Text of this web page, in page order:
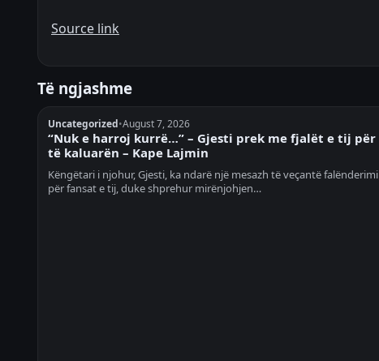
Source link
Të ngjashme
Uncategorized•August 7, 2026
“Nuk e harroj kurrë…” – Gjesti prek me fjalët e tij për
të kaluarën – Kape Lajmin
Këngëtari i njohur, Gjesti, ka ndarë një mesazh të veçantë falënderimi
për fansat e tij, duke shprehur mirënjohjen…